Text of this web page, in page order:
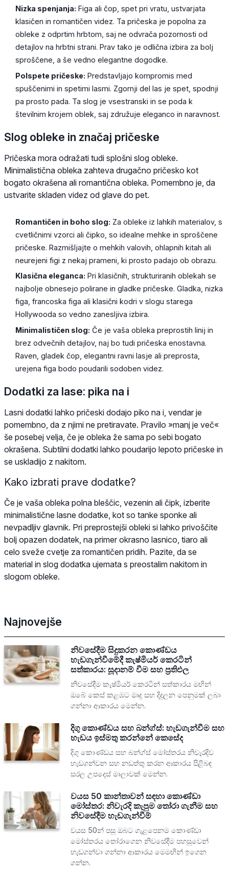
Nizka spenjanja: Figa ali čop, spet pri vratu, ustvarjata
klasičen in romantičen videz. Ta pričeska je popolna za
obleke z odprtim hrbtom, saj ne odvrača pozornosti od
detajlov na hrbtni strani. Prav tako je odlična izbira za bolj
sproščene, a še vedno elegantne dogodke.
Polspete pričeske: Predstavljajo kompromis med
spuščenimi in spetimi lasmi. Zgornji del las je spet, spodnji
pa prosto pada. Ta slog je vsestranski in se poda k
številnim krojem oblek, saj združuje eleganco in naravnost.
Slog obleke in značaj pričeske
Pričeska mora odražati tudi splošni slog obleke.
Minimalistična obleka zahteva drugačno pričesko kot
bogato okrašena ali romantična obleka. Pomembno je, da
ustvarite skladen videz od glave do pet.
Romantičen in boho slog: Za obleke iz lahkih materialov, s
cvetličnimi vzorci ali čipko, so idealne mehke in sproščene
pričeske. Razmišljajte o mehkih valovih, ohlapnih kitah ali
neurejeni figi z nekaj prameni, ki prosto padajo ob obrazu.
Klasična eleganca: Pri klasičnih, strukturiranih oblekah se
najbolje obnesejo polirane in gladke pričeske. Gladka, nizka
figa, francoska figa ali klasični kodri v slogu starega
Hollywooda so vedno zanesljiva izbira.
Minimalističen slog: Če je vaša obleka preprostih linij in
brez odvečnih detajlov, naj bo tudi pričeska enostavna.
Raven, gladek čop, elegantni ravni lasje ali preprosta,
urejena figa bodo poudarili sodoben videz.
Dodatki za lase: pika na i
Lasni dodatki lahko pričeski dodajo piko na i, vendar je
pomembno, da z njimi ne pretiravate. Pravilo »manj je več«
še posebej velja, če je obleka že sama po sebi bogato
okrašena. Subtilni dodatki lahko poudarijo lepoto pričeske in
se uskladijo z nakitom.
Kako izbrati prave dodatke?
Če je vaša obleka polna bleščic, vezenin ali čipk, izberite
minimalistične lasne dodatke, kot so tanke sponke ali
nevpadljiv glavnik. Pri preprostejši obleki si lahko privoščite
bolj opazen dodatek, na primer okrasno lasnico, tiaro ali
celo sveže cvetje za romantičen pridih. Pazite, da se
material in slog dodatka ujemata s preostalim nakitom in
slogom obleke.
Najnovejše
නිවසේදීම සිදුකරන කොණ්ඩය
හැඩගැන්වීමේදී කැෂ්මියර් කෙරටින්
සත්කාරය: සූදානම් වීම සහ ප්‍රතිඵල
නිවසේදීම කැෂ්මියර් කෙරටින් සත්කාරය මඟින්
ඔබේ කෙස් කළඹට මෘදු සහ දිදුලන පෙනුමක් ලබා
ගන්නා ආකාරය මෙන්න.
දිගු කොණ්ඩය සහ බන්ග්ස්: හැඩගැන්වීම සහ
හැඩය ඉස්මතු කරන්නේ කෙසේද
දිගු කොණ්ඩය සහ බන්ග්ස් මෝස්තරය නිවැරදිව
හැඩගන්වන සහ නඩත්තු කරන ආකාරය පිළිබඳ
සරල උපදෙස් මාලාවක් මෙන්න.
වයස 50 කාන්තාවන් සඳහා කොණ්ඩා
මෝස්තර: නිවැරදි කැපුම තෝරා ගැනීම සහ
නිවසේදීම හැඩගැන්වීම්
වයස 50න් පසු ඔබට ගැළපෙනම කොණ්ඩා
මෝස්තරය තෝරාගෙන නිවසේදීම පහසුවෙන්
හැඩගන්වා ගන්නා ආකාරය මෙමඟින් ඉගෙන
ගන්න.